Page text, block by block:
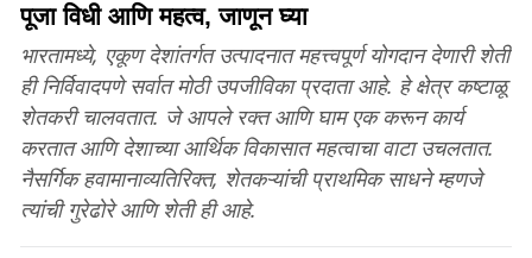
पूजा विधी आणि महत्व, जाणून घ्या
भारतामध्ये, एकूण देशांतर्गत उत्पादनात महत्त्वपूर्ण योगदान देणारी शेती
ही निर्विवादपणे सर्वात मोठी उपजीविका प्रदाता आहे. हे क्षेत्र कष्टाळू
शेतकरी चालवतात. जे आपले रक्त आणि घाम एक करून कार्य
करतात आणि देशाच्या आर्थिक विकासात महत्वाचा वाटा उचलतात.
नैसर्गिक हवामानाव्यतिरिक्त, शेतकऱ्यांची प्राथमिक साधने म्हणजे
त्यांची गुरेढोरे आणि शेती ही आहे.